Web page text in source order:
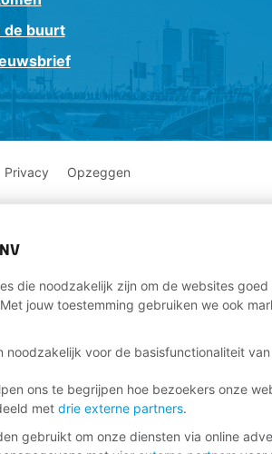
de buurt
Privacy Opzeggen
die noodzakelijk zijn om de websites
jouw toestemming gebruiken we ook
noodzakelijk voor de basisfunctionaliteit
ons te begrijpen hoe bezoekers onze
met drie externe partners.
gebruikt om onze diensten via online